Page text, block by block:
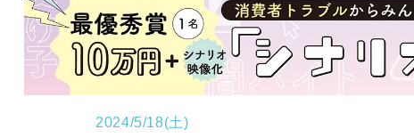
2024/5/18(土)